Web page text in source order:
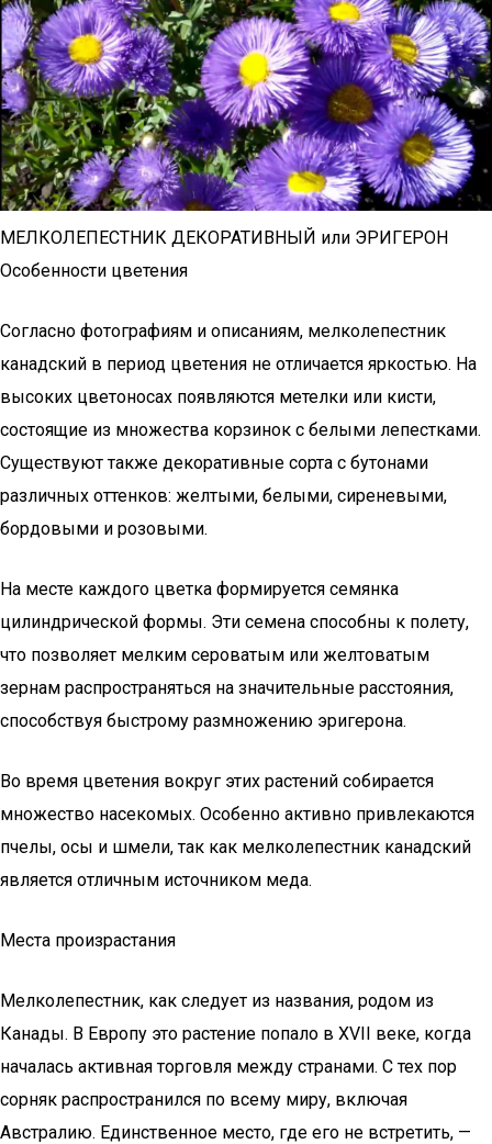
МЕЛКОЛЕПЕСТНИК ДЕКОРАТИВНЫЙ или ЭРИГЕРОН
Особенности цветения
Согласно фотографиям и описаниям, мелколепестник
канадский в период цветения не отличается яркостью. На
высоких цветоносах появляются метелки или кисти,
состоящие из множества корзинок с белыми лепестками.
Существуют также декоративные сорта с бутонами
различных оттенков: желтыми, белыми, сиреневыми,
бордовыми и розовыми.
На месте каждого цветка формируется семянка
цилиндрической формы. Эти семена способны к полету,
что позволяет мелким сероватым или желтоватым
зернам распространяться на значительные расстояния,
способствуя быстрому размножению эригерона.
Во время цветения вокруг этих растений собирается
множество насекомых. Особенно активно привлекаются
пчелы, осы и шмели, так как мелколепестник канадский
является отличным источником меда.
Места произрастания
Мелколепестник, как следует из названия, родом из
Канады. В Европу это растение попало в XVII веке, когда
началась активная торговля между странами. С тех пор
сорняк распространился по всему миру, включая
Австралию. Единственное место, где его не встретить, —